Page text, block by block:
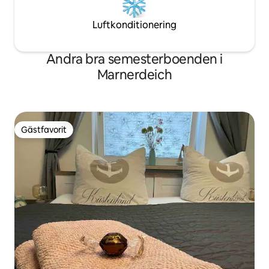
Luftkonditionering
Andra bra semesterboenden i
Marnerdeich
Gästfavorit
Gästfavorit